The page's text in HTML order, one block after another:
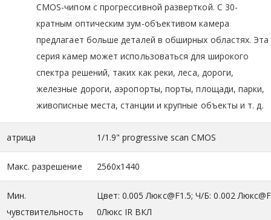
CMOS-чипом с прогрессивной разверткой. С 30-
кратным оптическим зум-объективом камера
предлагает больше деталей в обширных областях. Эта
серия камер может использоваться для широкого
спектра решений, таких как реки, леса, дороги,
железные дороги, аэропорты, порты, площади, парки,
живописные места, станции и крупные объекты и т. д.
атрица 1/1.9" progressive scan CMOS
Макс. разрешение 2560x1440
Мин.
чувствительность
Цвет: 0.005 Люкс@F1.5; Ч/Б: 0.002
0Люкс IR ВКЛ